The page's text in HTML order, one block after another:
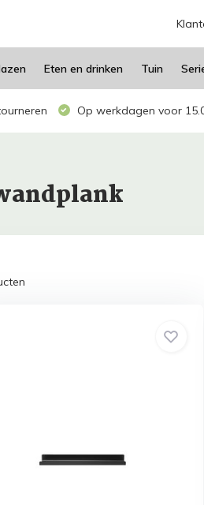
Eten en drinken Tuin
Op werkdagen voor